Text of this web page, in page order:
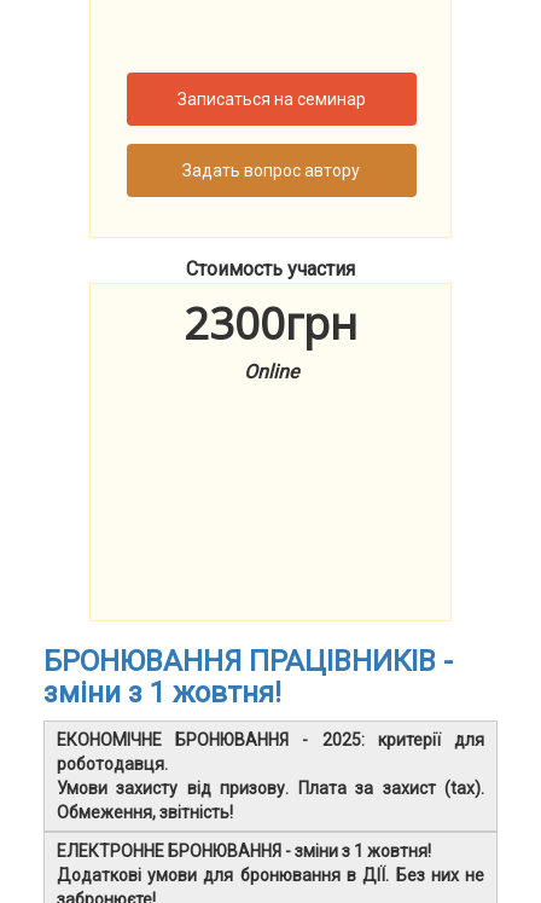
Записаться на семинар
Задать вопрос автору
Стоимость участия
2300грн
Online
БРОНЮВАННЯ ПРАЦІВНИКІВ -
зміни з 1 жовтня!
ЕКОНОМІЧНЕ БРОНЮВАННЯ - 2025: критерії для
роботодавця.
Умови захисту від призову. Плата за захист (taх).
Обмеження, звітність!
ЕЛЕКТРОННЕ БРОНЮВАННЯ - зміни з 1 жовтня!
Додаткові умови для бронювання в ДІЇ. Без них не